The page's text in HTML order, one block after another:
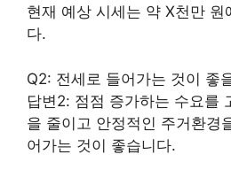
현재 예상 시세는 약 X천만 원
다.
Q2: 전세로 들어가는 것이 좋
답변2: 점점 증가하는 수요를
을 줄이고 안정적인 주거환경
어가는 것이 좋습니다.